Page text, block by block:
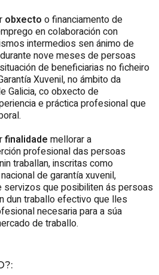
obxecto o financiamento de
en colaboración con
intermedios sen ánimo de
nove meses de persoas
de beneficiarias no ficheiro
Xuvenil, no ámbito da
Galicia, co obxecto de
e práctica profesional que
finalidade mellorar a
profesional das persoas
traballan, inscritas como
de garantía xuvenil,
servizos que posibiliten ás persoas
dun traballo efectivo que lles
necesaria para a súa
de traballo.
: